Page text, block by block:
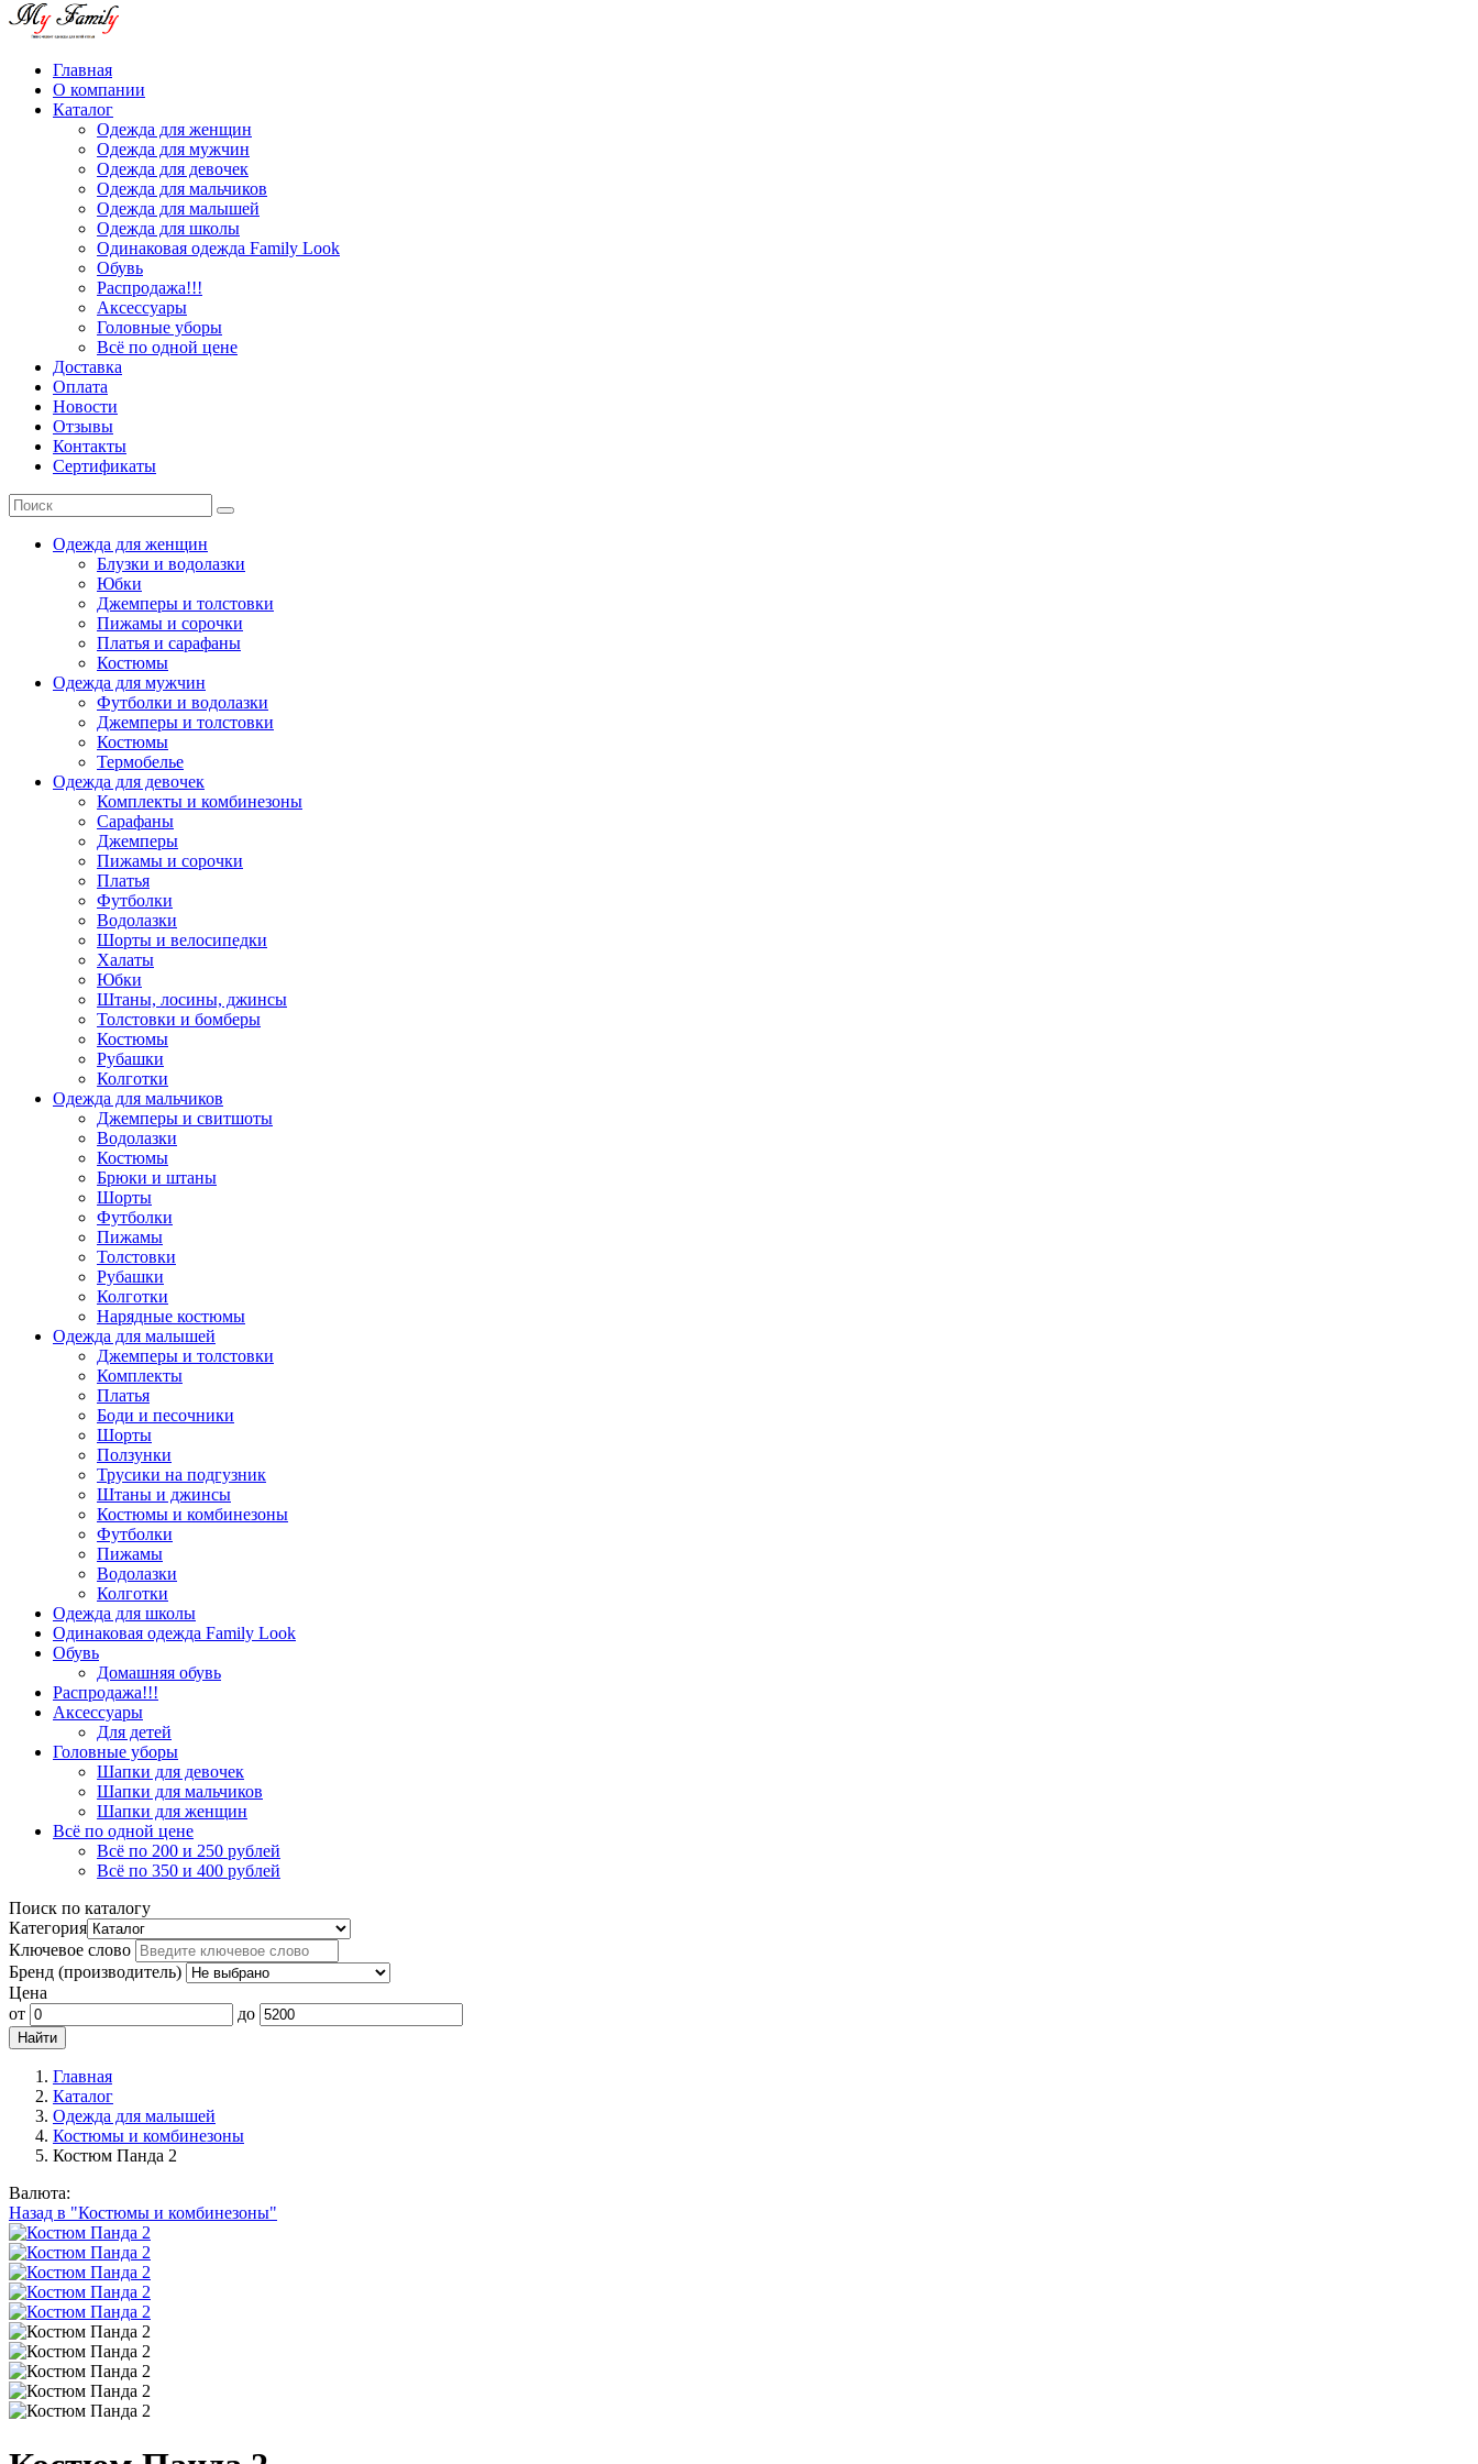
Главная
О компании
Каталог
Одежда для женщин
Одежда для мужчин
Одежда для девочек
Одежда для мальчиков
Одежда для малышей
Одежда для школы
Одинаковая одежда Family Look
Обувь
Распродажа!!!
Аксессуары
Головные уборы
Всё по одной цене
Доставка
Оплата
Новости
Отзывы
Контакты
Сертификаты
Одежда для женщин
Блузки и водолазки
Юбки
Джемперы и толстовки
Пижамы и сорочки
Платья и сарафаны
Костюмы
Одежда для мужчин
Футболки и водолазки
Джемперы и толстовки
Костюмы
Термобелье
Одежда для девочек
Комплекты и комбинезоны
Сарафаны
Джемперы
Пижамы и сорочки
Платья
Футболки
Водолазки
Шорты и велосипедки
Халаты
Юбки
Штаны, лосины, джинсы
Толстовки и бомберы
Костюмы
Рубашки
Колготки
Одежда для мальчиков
Джемперы и свитшоты
Водолазки
Костюмы
Брюки и штаны
Шорты
Футболки
Пижамы
Толстовки
Рубашки
Колготки
Нарядные костюмы
Одежда для малышей
Джемперы и толстовки
Комплекты
Платья
Боди и песочники
Шорты
Ползунки
Трусики на подгузник
Штаны и джинсы
Костюмы и комбинезоны
Футболки
Пижамы
Водолазки
Колготки
Одежда для школы
Одинаковая одежда Family Look
Обувь
Домашняя обувь
Распродажа!!!
Аксессуары
Для детей
Головные уборы
Шапки для девочек
Шапки для мальчиков
Шапки для женщин
Всё по одной цене
Всё по 200 и 250 рублей
Всё по 350 и 400 рублей
Поиск по каталогу
Категория
Ключевое слово
Бренд (производитель)
Цена
от
до
Главная
Каталог
Одежда для малышей
Костюмы и комбинезоны
Костюм Панда 2
Валюта:
Назад в "Костюмы и комбинезоны"